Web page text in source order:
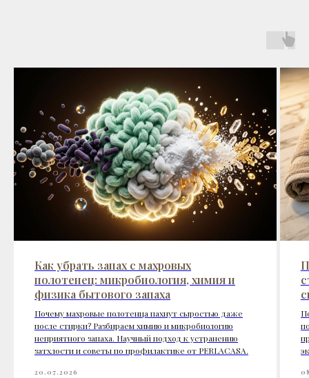
Как убрать запах с махровых
полотенец: микробиология, химия и
физика бытового запаха
Почему махровые полотенца пахнут сыростью даже
после стирки? Разбираем химию и микробиологию
неприятного запаха. Научный подход к устранению
затхлости и советы по профилактике от PERLACASA.
20.07.2026